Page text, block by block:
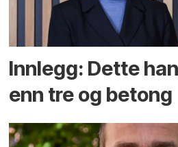
Innlegg: Dette
enn tre og betong